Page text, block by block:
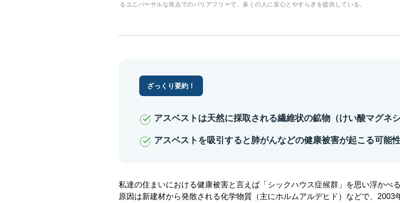
るユニバーサルな視点でのバリアフリーで、多くの人に安心とやすらぎを提供している。
ざっくり要約！
アスベストは天然に採取される繊維状の鉱物（けい酸マグネシ
アスベストを吸引すると肺がんなどの健康被害が起こる可能
私達の住まいにおける健康被害と言えば「シックハウス症候群」を思い浮かべ
原因は新建材から発散される化学物質（主にホルムアルデヒド）などで、2003